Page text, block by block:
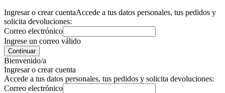
Ingresar o crear cuentaAccede a tus datos personales, tus pedidos y
solicita devoluciones:
Correo electrónico
Ingrese un correo válido
Continuar
Bienvenido/a
Ingresar o crear cuenta
Accede a tus datos personales, tus pedidos y solicita devoluciones:
Correo electrónico